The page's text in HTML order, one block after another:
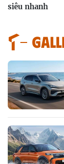
siêu nhanh